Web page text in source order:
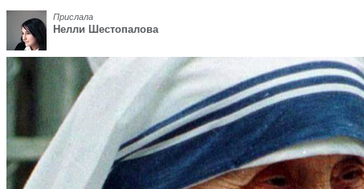
Прислала
Нелли Шестопалова